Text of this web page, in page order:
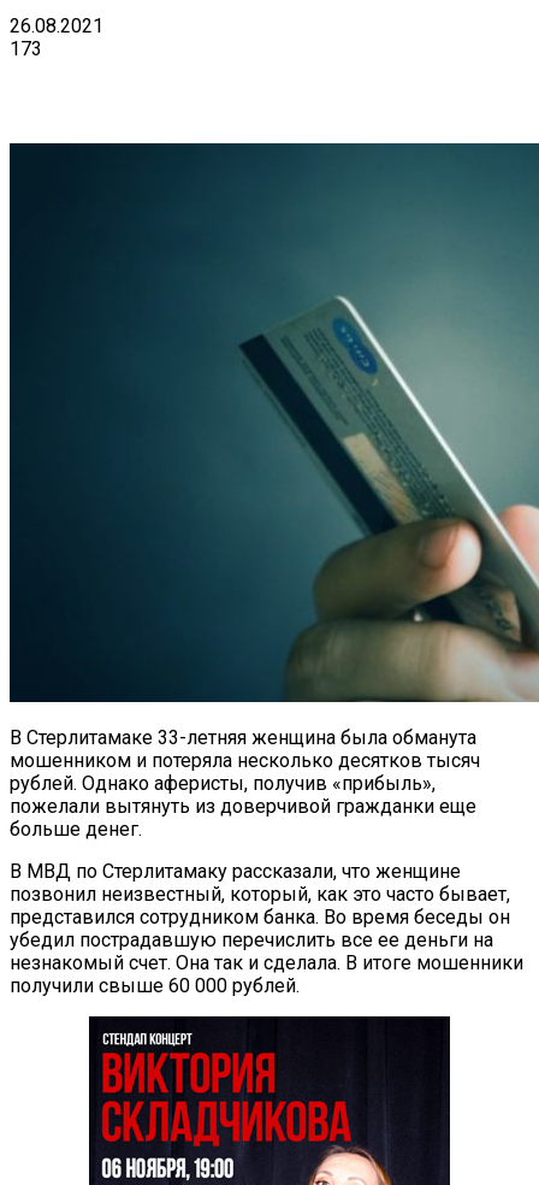
26.08.2021
173
В Стерлитамаке 33-летняя женщина была обманута
мошенником и потеряла несколько десятков тысяч
рублей. Однако аферисты, получив «прибыль»,
пожелали вытянуть из доверчивой гражданки еще
больше денег.
В МВД по Стерлитамаку рассказали, что женщине
позвонил неизвестный, который, как это часто бывает,
представился сотрудником банка. Во время беседы он
убедил пострадавшую перечислить все ее деньги на
незнакомый счет. Она так и сделала. В итоге мошенники
получили свыше 60 000 рублей.